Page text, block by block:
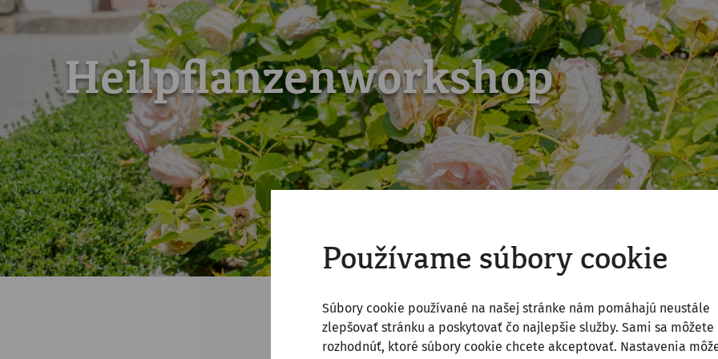
Používame súbory cookie
Súbory cookie používané na našej stránke nám pomáhajú neustále
zlepšovať stránku a poskytovať čo najlepšie služby. Sami sa môžete
rozhodnúť, ktoré súbory cookie chcete akceptovať. Nastavenia
Heilpflanzenworkshop